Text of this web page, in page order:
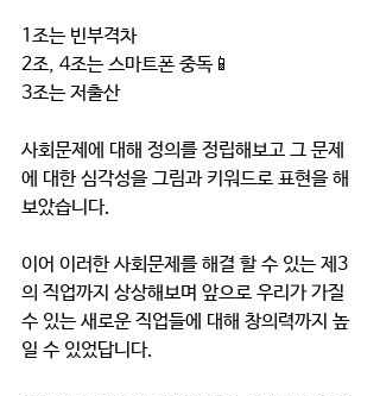
1조는 빈부격차
2조, 4조는 스마트폰 중독📱
3조는 저출산
사회문제에 대해 정의를 정립해보고 그 문제
에 대한 심각성을 그림과 키워드로 표현을 해
보았습니다.
이어 이러한 사회문제를 해결 할 수 있는 제3
의 직업까지 상상해보며 앞으로 우리가 가질
수 있는 새로운 직업들에 대해 창의력까지 높
일 수 있었답니다.